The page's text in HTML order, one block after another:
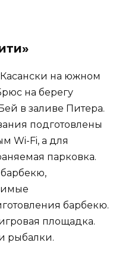
на южном
на берегу
в заливе Питера.
подготовлены
Wi-Fi, а для
парковка.
барбекю.
площадка.
рыбалки.